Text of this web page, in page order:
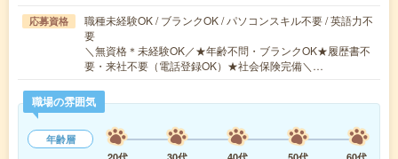
応募資格
職種未経験OK / ブランクOK / パソコンスキル不要 / 英語力不
要
＼無資格＊未経験OK／★年齢不問・ブランクOK★履歴書不
要・来社不要（電話登録OK）★社会保険完備＼…
職場の雰囲気
年齢層